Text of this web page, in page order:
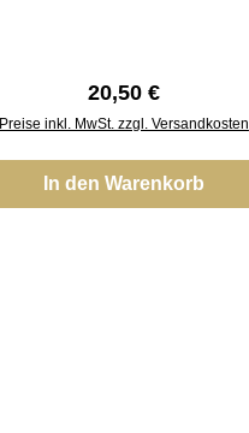
Regulärer Preis:
20,50 €
Preise inkl. MwSt. zzgl. Versandkosten
In den Warenkorb